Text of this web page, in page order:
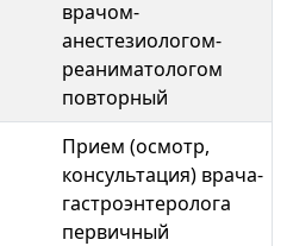
врачом-
анестезиологом-
реаниматологом
повторный
Прием (осмотр,
консультация) врача-
гастроэнтеролога
первичный